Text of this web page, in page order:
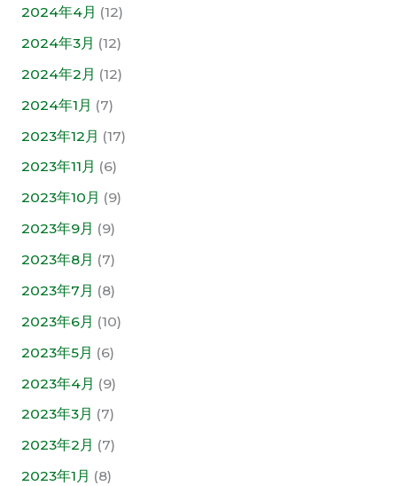
2024年4月 (12)
2024年3月 (12)
2024年2月 (12)
2024年1月 (7)
2023年12月 (17)
2023年11月 (6)
2023年10月 (9)
2023年9月 (9)
2023年8月 (7)
2023年7月 (8)
2023年6月 (10)
2023年5月 (6)
2023年4月 (9)
2023年3月 (7)
2023年2月 (7)
2023年1月 (8)